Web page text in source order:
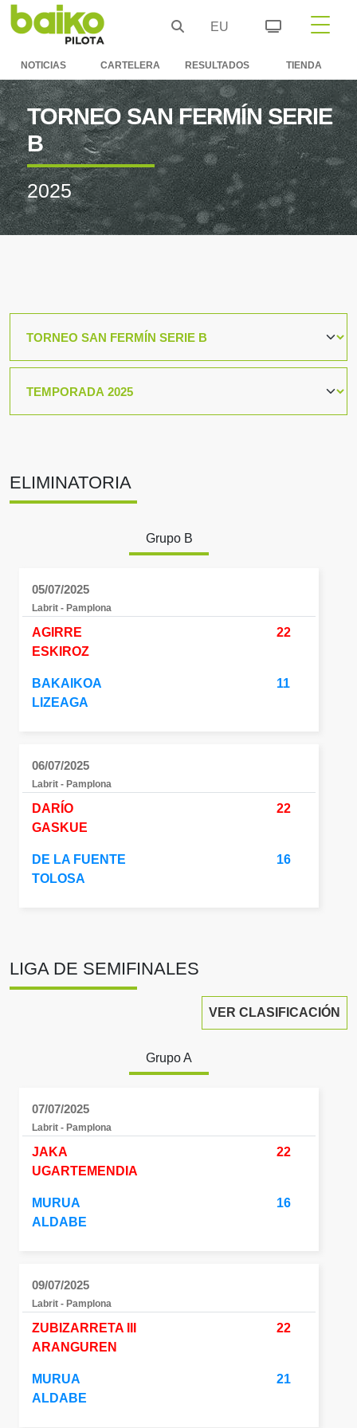
EU
NOTICIAS CARTELERA RESULTADOS TIENDA
TORNEO SAN FERMÍN SERIE
B
2025
ELIMINATORIA
Grupo B
05/07/2025
Labrit - Pamplona
AGIRRE
ESKIROZ
22
BAKAIKOA
LIZEAGA
11
06/07/2025
Labrit - Pamplona
DARÍO
GASKUE
22
DE LA FUENTE
TOLOSA
16
LIGA DE SEMIFINALES
VER CLASIFICACIÓN
Grupo A
07/07/2025
Labrit - Pamplona
JAKA
UGARTEMENDIA
22
MURUA
ALDABE
16
09/07/2025
Labrit - Pamplona
ZUBIZARRETA III
ARANGUREN
22
MURUA
ALDABE
21